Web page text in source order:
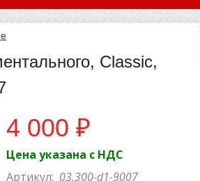
Classic,
4 000 ₽
Цена указана с НДС
Артикул: 03.300-d1-9007